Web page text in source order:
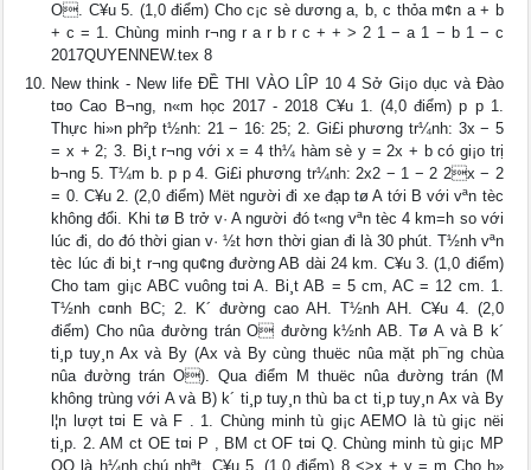
O. C¥u 5. (1,0 điểm) Cho c¡c sè dương a, b, c thỏa m¢n a + b
+ c = 1. Chùng minh r¬ng r a r b r c + + > 2 1 − a 1 − b 1 − c
2017QUYENNEW.tex 8
New think - New life ĐỀ THI VÀO LÎP 10 4 Sở Gi¡o dục và Đào
t¤o Cao B¬ng, n«m học 2017 - 2018 C¥u 1. (4,0 điểm) p p 1.
Thực hi»n ph²p t½nh: 21 − 16: 25; 2. Gi£i phương tr¼nh: 3x − 5
= x + 2; 3. Bi¸t r¬ng với x = 4 th¼ hàm sè y = 2x + b có gi¡o trị
b¬ng 5. T¼m b. p p 4. Gi£i phương tr¼nh: 2x2 − 1 − 2 2x − 2
= 0. C¥u 2. (2,0 điểm) Mët người đi xe đạp tø A tới B với vªn tèc
không đổi. Khi tø B trở v· A người đó t«ng vªn tèc 4 km=h so với
lúc đi, do đó thời gian v· ½t hơn thời gian đi là 30 phút. T½nh vªn
tèc lúc đi bi¸t r¬ng qu¢ng đường AB dài 24 km. C¥u 3. (1,0 điểm)
Cho tam gi¡c ABC vuông t¤i A. Bi¸t AB = 5 cm, AC = 12 cm. 1.
T½nh c¤nh BC; 2. K´ đường cao AH. T½nh AH. C¥u 4. (2,0
điểm) Cho nûa đường trán O đường k½nh AB. Tø A và B k´
ti¸p tuy¸n Ax và By (Ax và By cùng thuëc nûa mặt ph¯ng chùa
nûa đường trán O). Qua điểm M thuëc nûa đường trán (M
không trùng với A và B) k´ ti¸p tuy¸n thù ba c­t ti¸p tuy¸n Ax và By
l¦n lượt t¤i E và F . 1. Chùng minh tù gi¡c AEMO là tù gi¡c nëi
ti¸p. 2. AM c­t OE t¤i P , BM c­t OF t¤i Q. Chùng minh tù gi¡c MP
OQ là h¼nh chú nhªt. C¥u 5. (1,0 điểm) 8 <>x + y = m Cho h»